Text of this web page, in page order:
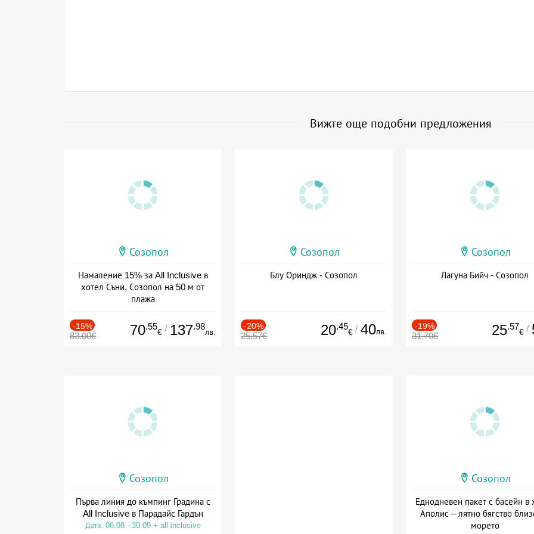
Вижте още подобни предложения
Созопол
Намаление 15% за All Inclusive в
хотел Съни, Созопол на 50 м от
плажа
-15%
83.00€ 70.55
€ / 137.98
лв.
Созопол
Блу Ориндж - Созопол
-20%
25.57€ 20.45
€ / 40лв.
Созопол
Лагуна Бийч - Созопол
-19%
31.70€ 25.57
€ /
Созопол
Първа линия до къмпинг Градина с
All Inclusive в Парадайс Гардън
Дата: 06.08 - 30.09 + all inclusive
Созопол
Еднодневен пакет с басейн в
Аполис – лятно бягство
морето